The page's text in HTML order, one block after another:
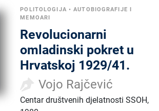
POLITOLOGIJA •AUTOBIOGRAFIJE I
MEMOARI
Revolucionarni
omladinski pokret u
Hrvatskoj 1929/41.
Vojo Rajčević
Centar društvenih djelatnosti SSOH,